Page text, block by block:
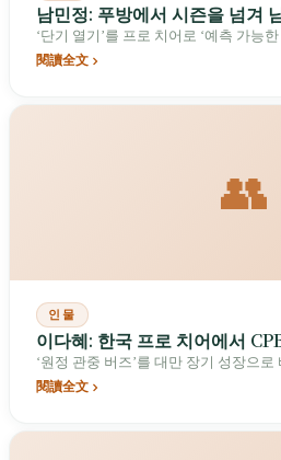
남민정: 푸방에서 시즌을 넘겨
‘단기 열기’를 프로 치어로 ‘예측 가능
閱讀全文
👥
인물
이다혜: 한국 프로 치어에서
‘원정 관중 버즈’를 대만 장기 성장으로
閱讀全文